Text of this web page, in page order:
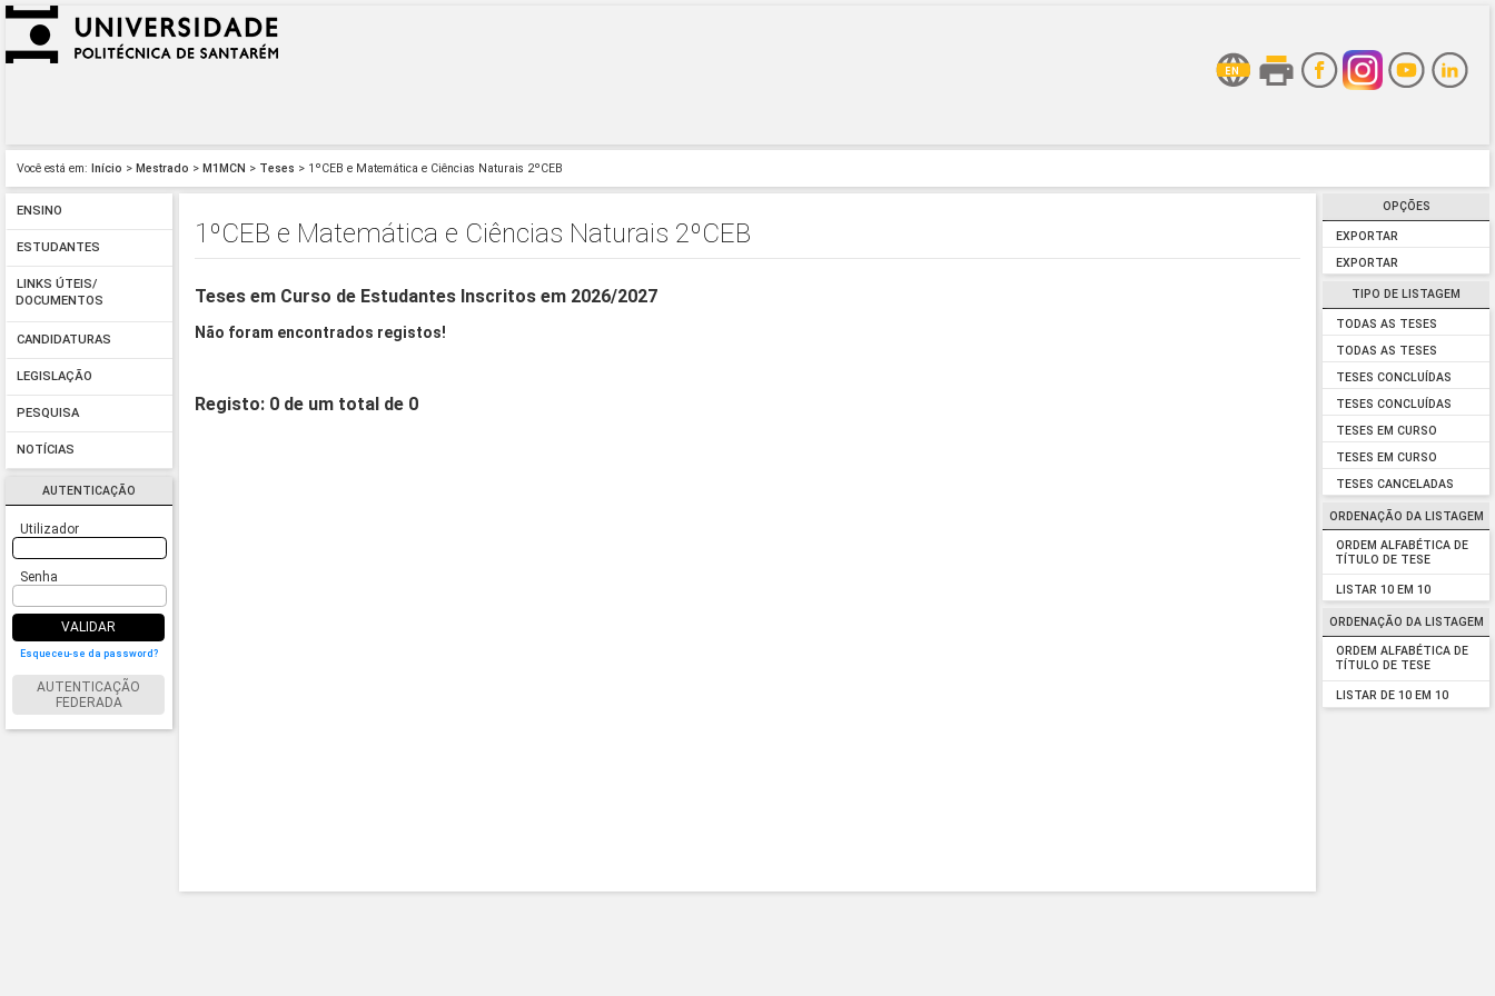
Você está em: Início > Mestrado > M1MCN > Teses > 1ºCEB e Matemática e Ciências Naturais 2ºCEB
ENSINO
ESTUDANTES
LINKS ÚTEIS/
DOCUMENTOS
CANDIDATURAS
LEGISLAÇÃO
PESQUISA
NOTÍCIAS
AUTENTICAÇÃO
Utilizador
Senha
VALIDAR
Esqueceu-se da password?
AUTENTICAÇÃO
FEDERADA
OPÇÕES
EXPORTAR
EXPORTAR
TIPO DE LISTAGEM
TODAS AS TESES
TODAS AS TESES
TESES CONCLUÍDAS
TESES CONCLUÍDAS
TESES EM CURSO
TESES EM CURSO
TESES CANCELADAS
ORDENAÇÃO DA LISTAGEM
ORDEM ALFABÉTICA DE
TÍTULO DE TESE
LISTAR 10 EM 10
ORDENAÇÃO DA LISTAGEM
ORDEM ALFABÉTICA DE
TÍTULO DE TESE
LISTAR DE 10 EM 10
1ºCEB e Matemática e Ciências Naturais 2ºCEB
Teses em Curso de Estudantes Inscritos em 2026/2027
Não foram encontrados registos!
Registo: 0 de um total de 0